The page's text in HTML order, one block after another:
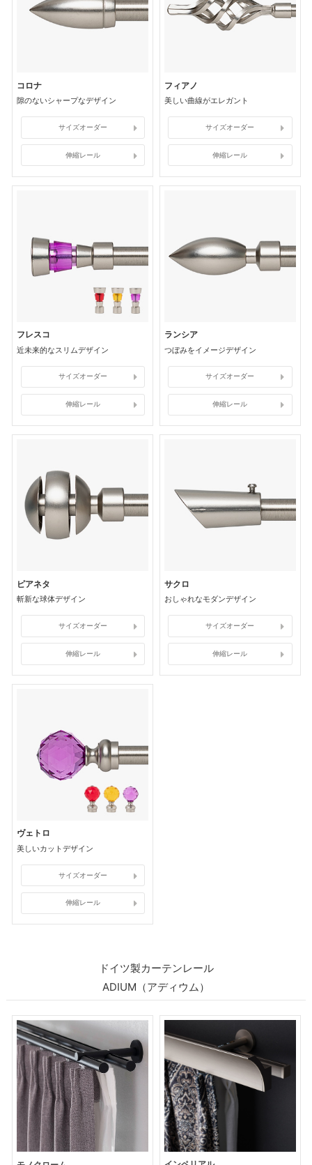
コロナ
隙のないシャープなデザイン
サイズオーダー
伸縮レール
フィアノ
美しい曲線がエレガント
サイズオーダー
伸縮レール
フレスコ
近未来的なスリムデザイン
サイズオーダー
伸縮レール
ランシア
つぼみをイメージデザイン
サイズオーダー
伸縮レール
ピアネタ
斬新な球体デザイン
サイズオーダー
伸縮レール
サクロ
おしゃれなモダンデザイン
サイズオーダー
伸縮レール
ヴェトロ
美しいカットデザイン
サイズオーダー
伸縮レール
ドイツ製カーテンレール
ADIUM（アディウム）